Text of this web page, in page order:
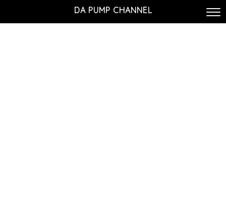
DA PUMP CHANNEL